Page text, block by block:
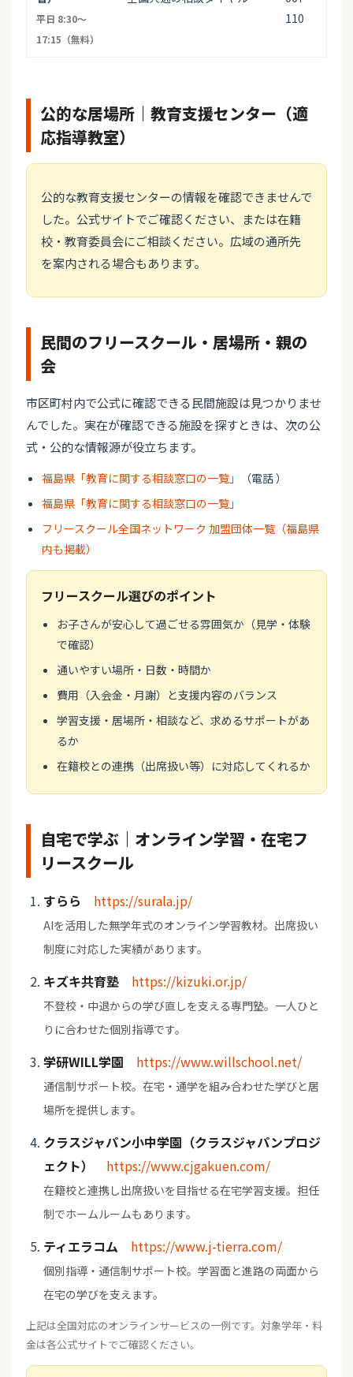
平日 8:30〜
17:15（無料）
110
公的な居場所｜教育支援センター（適
応指導教室）
公的な教育支援センターの情報を確認できませんで
した。公式サイトでご確認ください、または在籍
校・教育委員会にご相談ください。広域の通所先
を案内される場合もあります。
民間のフリースクール・居場所・親の
会
市区町村内で公式に確認できる民間施設は見つかりませ
んでした。実在が確認できる施設を探すときは、次の公
式・公的な情報源が役立ちます。
福島県「教育に関する相談窓口の一覧」
（電話 ）
福島県「教育に関する相談窓口の一覧」
フリースクール全国ネットワーク 加盟団体一覧（福島県
内も掲載）
フリースクール選びのポイント
お子さんが安心して過ごせる雰囲気か（見学・体験
で確認）
通いやすい場所・日数・時間か
費用（入会金・月謝）と支援内容のバランス
学習支援・居場所・相談など、求めるサポートがあ
るか
在籍校との連携（出席扱い等）に対応してくれるか
自宅で学ぶ｜オンライン学習・在宅フ
リースクール
すらら https://surala.jp/
AIを活用した無学年式のオンライン学習教材。出席扱い
制度に対応した実績があります。
キズキ共育塾 https://kizuki.or.jp/
不登校・中退からの学び直しを支える専門塾。一人ひと
りに合わせた個別指導です。
学研WILL学園 https://www.willschool.net/
通信制サポート校。在宅・通学を組み合わせた学びと居
場所を提供します。
クラスジャパン小中学園（クラスジャパンプロジ
ェクト）
https://www.cjgakuen.com/
在籍校と連携し出席扱いを目指せる在宅学習支援。担任
制でホームルームもあります。
ティエラコム https://www.j-tierra.com/
個別指導・通信制サポート校。学習面と進路の両面から
在宅の学びを支えます。
上記は全国対応のオンラインサービスの一例です。対象学年・料
金は各公式サイトでご確認ください。